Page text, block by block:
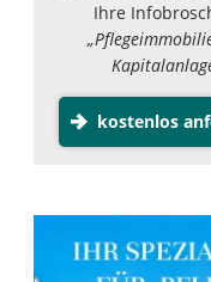
Ihre
kostenlos